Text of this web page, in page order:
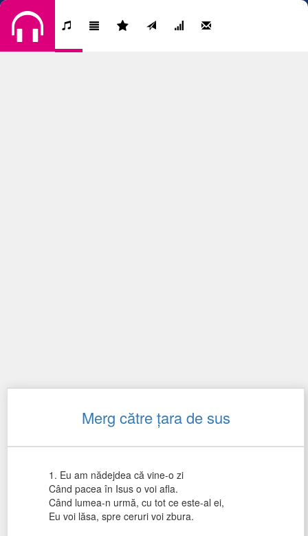
Merg către țara de sus
1. Eu am nădejdea că vine-o zi
Când pacea în Isus o voi afla.
Când lumea-n urmă, cu tot ce este-al ei,
Eu voi lăsa, spre ceruri voi zbura.